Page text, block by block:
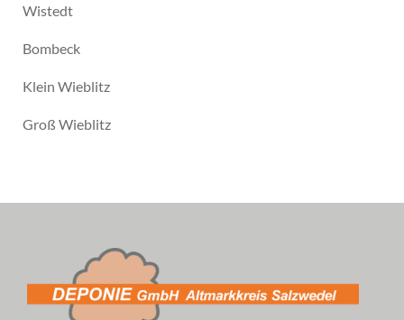
Wistedt
Bombeck
Klein Wieblitz
Groß Wieblitz